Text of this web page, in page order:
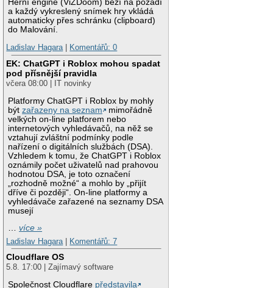
Herní engine (ViZDoom) běží na pozadí
a každý vykreslený snímek hry vkládá
automaticky přes schránku (clipboard)
do Malování.
Ladislav Hagara| Komentářů: 0
EK: ChatGPT i Roblox mohou spadat
pod přísnější pravidla
včera 08:00 | IT novinky
Platformy ChatGPT i Roblox by mohly
býtzařazeny na seznam
mimořádně
velkých on-line platforem nebo
internetových vyhledávačů, na něž se
vztahují zvláštní podmínky podle
nařízení o digitálních službách (DSA).
Vzhledem k tomu, že ChatGPT i Roblox
oznámily počet uživatelů nad prahovou
hodnotou DSA, je toto označení
„rozhodně možné“ a mohlo by „přijít
dříve či později“. On-line platformy a
vyhledávače zařazené na seznamy DSA
musejí
…více »
Ladislav Hagara
Komentářů: 7
Cloudflare OS
5.8. 17:00 | Zajímavý software
Společnost Cloudflare představila